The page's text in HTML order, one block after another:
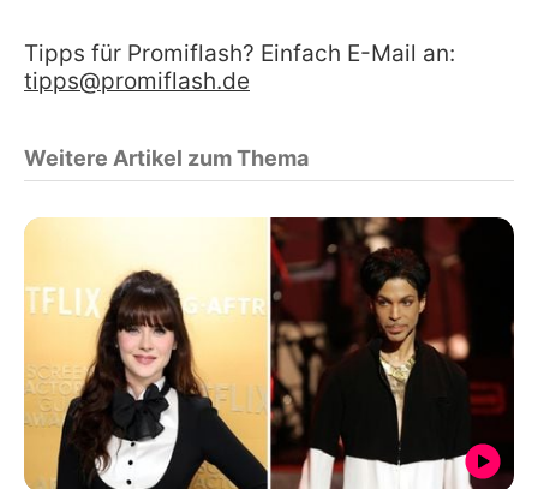
Tipps für Promiflash? Einfach E-Mail an:
tipps@promiflash.de
Weitere Artikel zum Thema